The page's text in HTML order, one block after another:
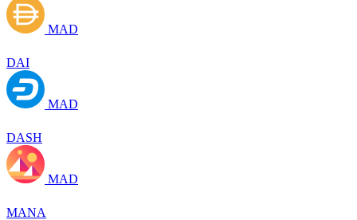
MAD
DAI
MAD
DASH
MAD
MANA